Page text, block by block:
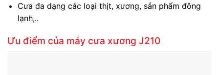
Cưa đa dạng các loại thịt, xương, sản phẩm đông
lạnh,..
Ưu điểm của máy cưa xương J210